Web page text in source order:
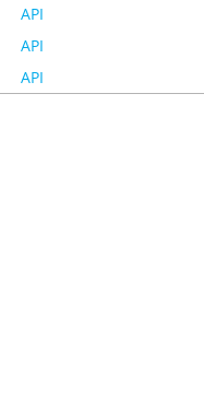
API
API
API